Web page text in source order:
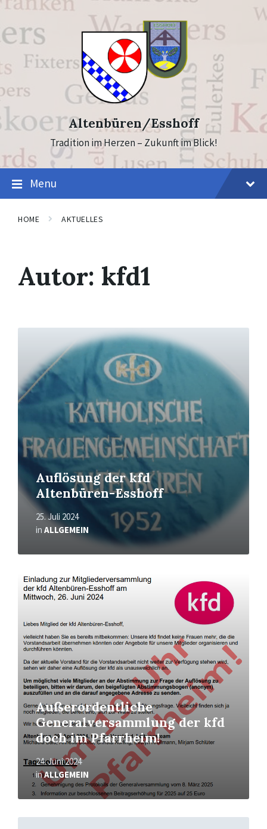
Skip
content
Skip
footer
Altenbüren/Esshoff
Tradition im Herzen – Zukunft im Blick!
Menu
HOME AKTUELLES
Autor: kfd1
Auflösung der kfd
Altenbüren-Esshoff
25. Juli 2024
in ALLGEMEIN
Mehr
Außerordentliche
Generalversammlung der kfd
doch im Pfarrheim!
24. Juni 2024
inALLGEMEIN
Mehr
erfahren
Mehr